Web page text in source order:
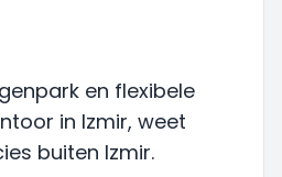
en flexibele
in Izmir, weet
buiten Izmir.